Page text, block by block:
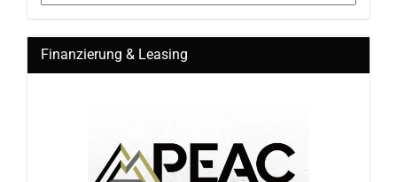
Finanzierung & Leasing